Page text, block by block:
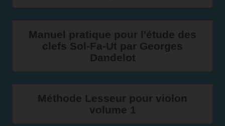
Manuel pratique pour l'étude des
clefs Sol-Fa-Ut par Georges
Dandelot
Méthode Lesseur pour violon
volume 1